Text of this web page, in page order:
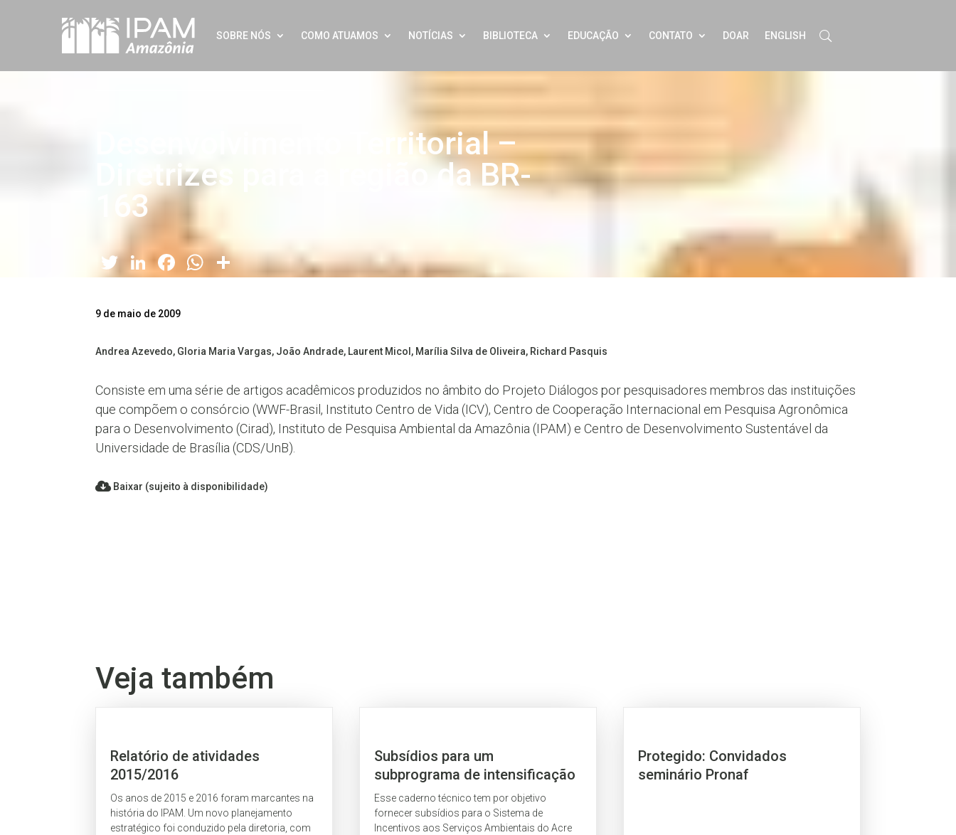
SOBRE NÓS COMO ATUAMOS NOTÍCIAS BIBLIOTECA EDUCAÇÃO CONTATO DOAR ENGLISH
Desenvolvimento Territorial –
Diretrizes para a região da BR-
163
Twitter
LinkedIn
Facebook
WhatsApp
Share
9 de maio de 2009
Andrea Azevedo, Gloria Maria Vargas, João Andrade, Laurent Micol, Marília Silva de Oliveira, Richard Pasquis
Consiste em uma série de artigos acadêmicos produzidos no âmbito do Projeto Diálogos por pesquisadores membros das instituições
que compõem o consórcio (WWF-Brasil, Instituto Centro de Vida (ICV), Centro de Cooperação Internacional em Pesquisa Agronômica
para o Desenvolvimento (Cirad), Instituto de Pesquisa Ambiental da Amazônia (IPAM) e Centro de Desenvolvimento Sustentável da
Universidade de Brasília (CDS/UnB).
Baixar (sujeito à disponibilidade)
Veja também
Relatório de atividades
2015/2016
Os anos de 2015 e 2016 foram marcantes na
história do IPAM. Um novo planejamento
estratégico foi conduzido pela diretoria, com
Subsídios para um
subprograma de intensificação
da pecuária no Acre: uma
análise estadual
Esse caderno técnico tem por objetivo
fornecer subsídios para o Sistema de
Incentivos aos Serviços Ambientais do Acre
Protegido: Convidados
seminário Pronaf